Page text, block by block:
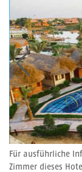
Für ausführliche
Zimmer dieses